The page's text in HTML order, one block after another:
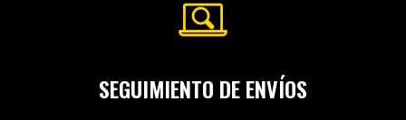
SEGUIMIENTO DE ENVÍOS